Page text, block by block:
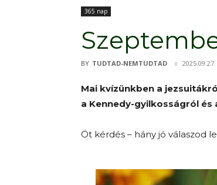
365 nap
BY TUDTAD-NEMTUDTAD 2025.09.27.
Mai kvízünkben a
a Kennedy-gyilkosságról
Öt kérdés – hány jó válaszod